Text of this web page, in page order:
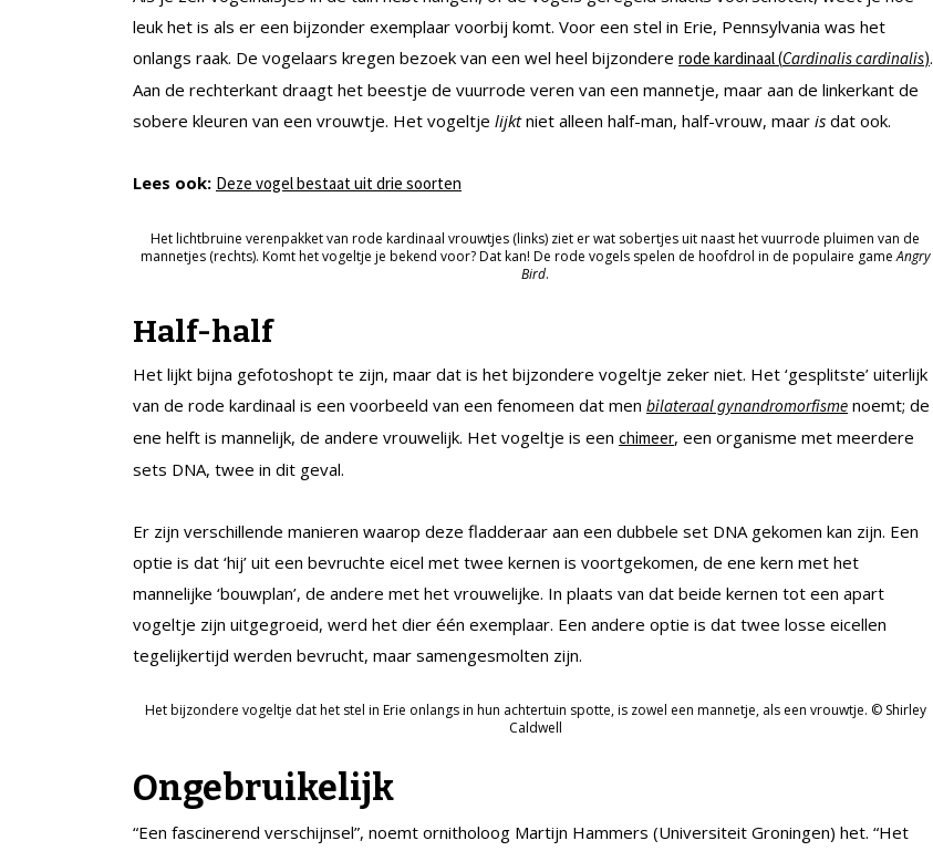
leuk het is als er een bijzonder exemplaar voorbij komt. Voor een stel in Erie, Pennsylvania was het
onlangs raak. De vogelaars kregen bezoek van een wel heel bijzondere rode kardinaal (Cardinalis cardinalis).
Aan de rechterkant draagt het beestje de vuurrode veren van een mannetje, maar aan de linkerkant de
sobere kleuren van een vrouwtje. Het vogeltje lijktniet alleen half-man, half-vrouw, maar is dat ook.
Lees ook: Deze vogel bestaat uit drie soorten
Het lichtbruine verenpakket van rode kardinaal vrouwtjes (links) ziet er wat sobertjes uit naast het vuurrode pluimen van de
mannetjes (rechts). Komt het vogeltje je bekend voor? Dat kan! De rode vogels spelen de hoofdrol in de populaire gameAngry
Bird.
Half-half
Het lijkt bijna gefotoshopt te zijn, maar dat is het bijzondere vogeltje zeker niet. Het ‘gesplitste’ uiterlijk
van de rode kardinaal is een voorbeeld van een fenomeen dat men bilateraal gynandromorfisme noemt; de
ene helft is mannelijk, de andere vrouwelijk. Het vogeltje is een chimeer, een organisme met meerdere
sets DNA, twee in dit geval.
Er zijn verschillende manieren waarop deze fladderaar aan een dubbele set DNA gekomen kan zijn. Een
optie is dat ‘hij’ uit een bevruchte eicel met twee kernen is voortgekomen, de ene kern met het
mannelijke ‘bouwplan’, de andere met het vrouwelijke. In plaats van dat beide kernen tot een apart
vogeltje zijn uitgegroeid, werd het dier één exemplaar. Een andere optie is dat twee losse eicellen
tegelijkertijd werden bevrucht, maar samengesmolten zijn.
Het bijzondere vogeltje dat het stel in Erie onlangs in hun achtertuin spotte, is zowel een mannetje, als een vrouwtje. © Shirley
Caldwell
Ongebruikelijk
“Een fascinerend verschijnsel”, noemt ornitholoog Martijn Hammers (Universiteit Groningen) het. “Het